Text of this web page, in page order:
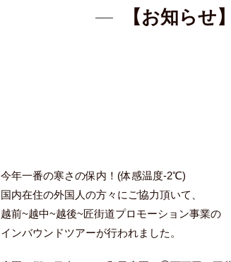
【お知らせ
今年一番の寒さの保内！(体感温度-2℃)
国内在住の外国人の方々にご協力頂いて、
越前~越中~越後~匠街道プロモーション事業の
インバウンドツアーが行われました。